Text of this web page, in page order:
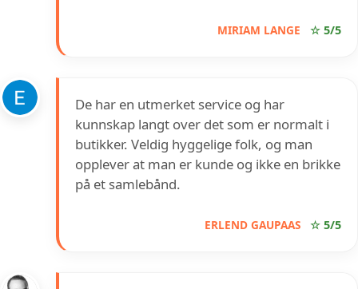
MIRIAM LANGE ☆ 5/5
De har en utmerket service og har
kunnskap langt over det som er normalt i
butikker. Veldig hyggelige folk, og man
opplever at man er kunde og ikke en brikke
på et samlebånd.
ERLEND GAUPAAS ☆ 5/5